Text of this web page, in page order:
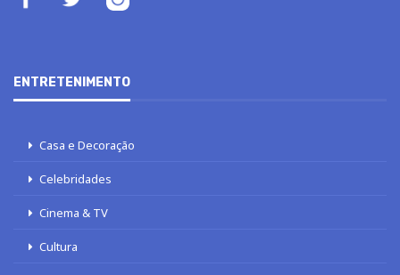
ENTRETENIMENTO
Casa e Decoração
Celebridades
Cinema & TV
Cultura